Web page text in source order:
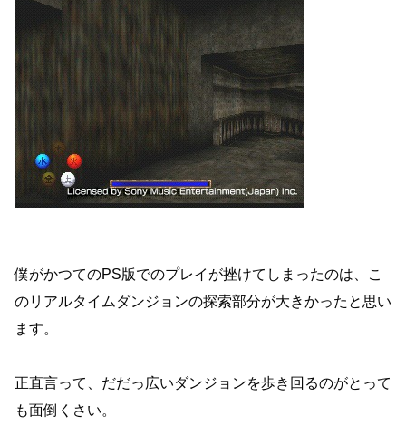
僕がかつてのPS版でのプレイが挫けてしまったのは、こ
のリアルタイムダンジョンの探索部分が大きかったと思い
ます。
正直言って、だだっ広いダンジョンを歩き回るのがとって
も面倒くさい。